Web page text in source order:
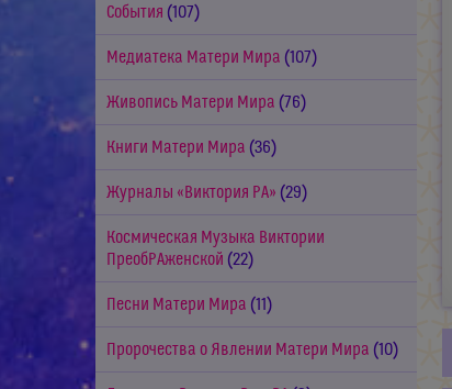
События (107)
Медиатека Матери Мира (107)
Живопись Матери Мира (76)
Книги Матери Мира (36)
Журналы «Виктория РА» (29)
Космическая Музыка Виктории
ПреобРАженской (22)
Песни Матери Мира (11)
Пророчества о Явлении Матери Мира (10)